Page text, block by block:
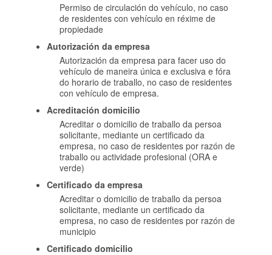
Permiso de circulación do vehículo, no caso
de residentes con vehículo en réxime de
propiedade
Autorización da empresa
Autorización da empresa para facer uso do
vehículo de maneira única e exclusiva e fóra
do horario de traballo, no caso de residentes
con vehículo de empresa.
Acreditación domicilio
Acreditar o domicilio de traballo da persoa
solicitante, mediante un certificado da
empresa, no caso de residentes por razón de
traballo ou actividade profesional (ORA e
verde)
Certificado da empresa
Acreditar o domicilio de traballo da persoa
solicitante, mediante un certificado da
empresa, no caso de residentes por razón de
municipio
Certificado domicilio